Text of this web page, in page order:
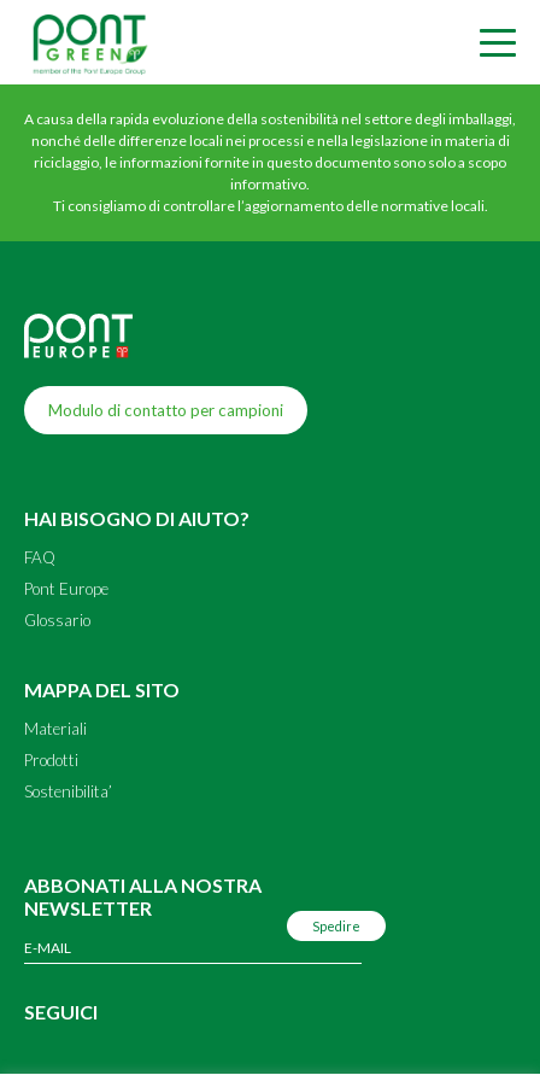
A causa della rapida evoluzione della sostenibilità nel settore degli imballaggi,
nonché delle differenze locali nei processi e nella legislazione in materia di
riciclaggio, le informazioni fornite in questo documento sono solo a scopo
informativo.
Ti consigliamo di controllare l’aggiornamento delle normative locali.
Modulo di contatto per campioni
HAI BISOGNO DI AIUTO?
FAQ
Pont Europe
Glossario
MAPPA DEL SITO
Materiali
Prodotti
Sostenibilita’
ABBONATI ALLA NOSTRA
NEWSLETTER
SEGUICI